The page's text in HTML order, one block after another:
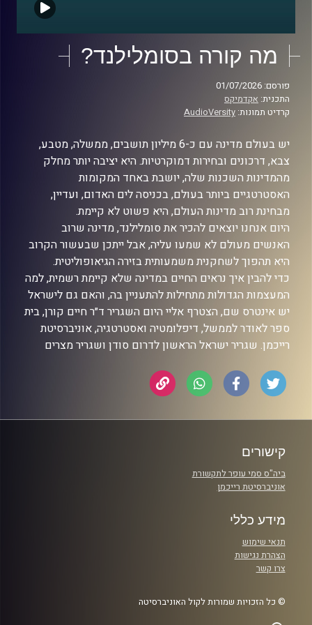
מה קורה בסומלילנד?
פורסם: 01/07/2026
התכנית: אקדמיקס
קרדיט תמונות: AudioVersity
יש בעולם מדינה עם כ-6 מיליון תושבים, ממשלה, מטבע,
צבא, דרכונים ובחירות דמוקרטיות. היא יציבה יותר מחלק
מהמדינות השכנות שלה, יושבת באחד המקומות
האסטרטגיים ביותר בעולם, בכניסה לים האדום, ועדיין,
מבחינת רוב מדינות העולם, היא פשוט לא קיימת.
היום אנחנו יוצאים להכיר את סומלילנד, מדינה שרוב
האנשים מעולם לא שמעו עליה, אבל ייתכן שבעשור הקרוב
היא תהפוך לשחקנית משמעותית בזירה הגיאופוליטית.
כדי להבין איך נראים החיים במדינה שלא קיימת רשמית, למה
המעצמות הגדולות מתחילות להתעניין בה, והאם גם לישראל
יש אינטרס שם, הצטרף אליי היום השגריר ד״ר חיים קורן, בית
ספר לאודר לממשל, דיפלומטיה ואסטרטגיה, אוניברסיטת
רייכמן. שגריר ישראל הראשון לדרום סודן ושגריר מצרים
קישורים
ביה"ס סמי עופר לתקשורת
אוניברסיטת רייכמן
מידע כללי
תנאי שימוש
הצהרת נגישות
צרו קשר
© כל הזכויות שמורות לקול האוניברסיטה